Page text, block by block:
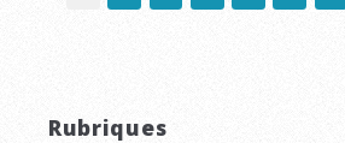
Rubriques